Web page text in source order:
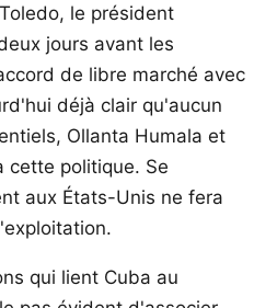
le président
jours avant les
de libre marché avec
déjà clair qu'aucun
Ollanta Humala et
cette politique. Se
aux États-Unis ne fera
qui lient Cuba au